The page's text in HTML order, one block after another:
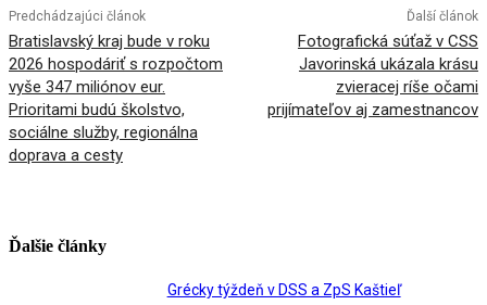
Predchádzajúci článok
Bratislavský kraj bude v roku
2026 hospodáriť s rozpočtom
vyše 347 miliónov eur.
Prioritami budú školstvo,
sociálne služby, regionálna
doprava a cesty
Ďalší článok
Fotografická súťaž v CSS
Javorinská ukázala krásu
zvieracej ríše očami
prijímateľov aj zamestnancov
Ďalšie články
Grécky týždeň v DSS a ZpS Kaštieľ